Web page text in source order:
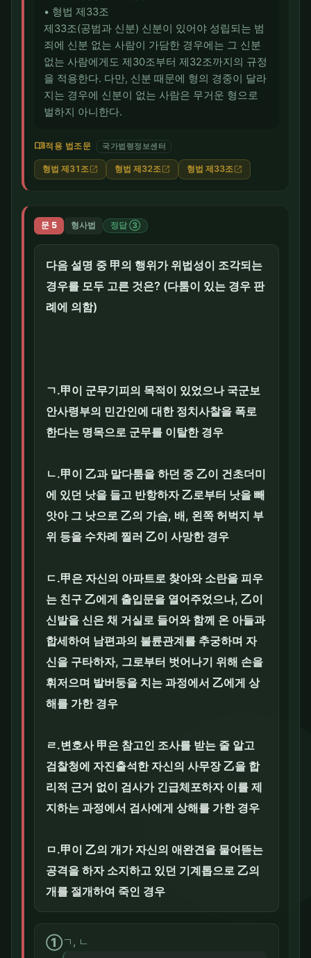
• 형법 제33조
제33조(공범과 신분) 신분이 있어야 성립되는 범
죄에 신분 없는 사람이 가담한 경우에는 그 신분
없는 사람에게도 제30조부터 제32조까지의 규정
을 적용한다. 다만, 신분 때문에 형의 경중이 달라
지는 경우에 신분이 없는 사람은 무거운 형으로
벌하지 아니한다.
menu_book적용 법조문 국가법령정보센터
형법 제31조 open_in_new 형법 제32조 open_in_new 형법 제33조 open_in_new
문 5 형사법 정답 ③
다음 설명 중 甲의 행위가 위법성이 조각되는
경우를 모두 고른 것은? (다툼이 있는 경우 판
례에 의함)
ㄱ.甲이 군무기피의 목적이 있었으나 국군보
안사령부의 민간인에 대한 정치사찰을 폭로
한다는 명목으로 군무를 이탈한 경우
ㄴ.甲이 乙과 말다툼을 하던 중 乙이 건초더미
에 있던 낫을 들고 반항하자 乙로부터 낫을 빼
앗아 그 낫으로 乙의 가슴, 배, 왼쪽 허벅지 부
위 등을 수차례 찔러 乙이 사망한 경우
ㄷ.甲은 자신의 아파트로 찾아와 소란을 피우
는 친구 乙에게 출입문을 열어주었으나, 乙이
신발을 신은 채 거실로 들어와 함께 온 아들과
합세하여 남편과의 불륜관계를 추궁하며 자
신을 구타하자, 그로부터 벗어나기 위해 손을
휘저으며 발버둥을 치는 과정에서 乙에게 상
해를 가한 경우
ㄹ.변호사 甲은 참고인 조사를 받는 줄 알고
검찰청에 자진출석한 자신의 사무장 乙을 합
리적 근거 없이 검사가 긴급체포하자 이를 제
지하는 과정에서 검사에게 상해를 가한 경우
ㅁ.甲이 乙의 개가 자신의 애완견을 물어뜯는
공격을 하자 소지하고 있던 기계톱으로 乙의
개를 절개하여 죽인 경우
①ㄱ, ㄴ